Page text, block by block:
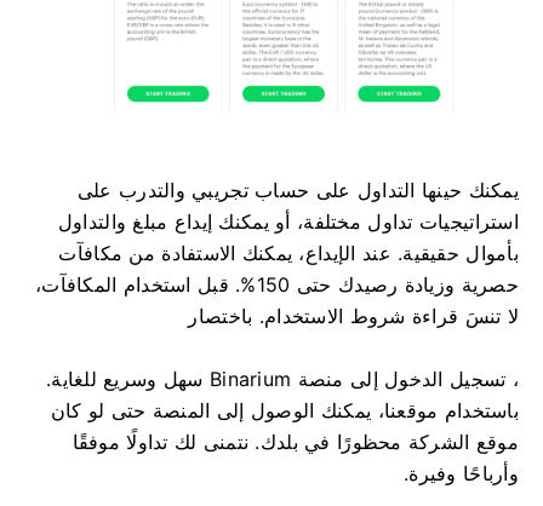
يمكنك حينها التداول على حساب تجريبي والتدرب على
استراتيجيات تداول مختلفة، أو يمكنك إيداع مبلغ والتداول
بأموال حقيقية. عند الإيداع، يمكنك الاستفادة من مكافآت
حصرية وزيادة رصيدك حتى 150%. قبل استخدام المكافآت،
لا تنسَ قراءة شروط الاستخدام. باختصار
، تسجيل الدخول إلى منصة Binarium سهل وسريع للغاية.
باستخدام موقعنا، يمكنك الوصول إلى المنصة حتى لو كان
موقع الشركة محظورًا في بلدك. نتمنى لك تداولًا موفقًا
وأرباحًا وفيرة.